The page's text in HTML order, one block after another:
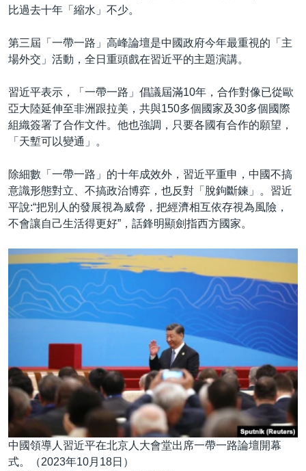
比過去十年「縮水」不少。
第三屆「一帶一路」高峰論壇是中國政府今年最重視的「主
場外交」活動，全日重頭戲在習近平的主題演講。
習近平表示，「一帶一路」倡議屆滿10年，合作對像已從歐
亞大陸延伸至非洲跟拉美，共與150多個國家及30多個國際
組織簽署了合作文件。他也強調，只要各國有合作的願望，
「天塹可以變通」。
除細數「一帶一路」的十年成效外，習近平重申，中國不搞
意識形態對立、不搞政治博弈，也反對「脫鉤斷鍊」。習近
平說:“把別人的發展視為威脅，把經濟相互依存視為風險，
不會讓自己生活得更好”，話鋒明顯劍指西方國家。
中國領導人習近平在北京人大會堂出席一帶一路論壇開幕
式。（2023年10月18日）